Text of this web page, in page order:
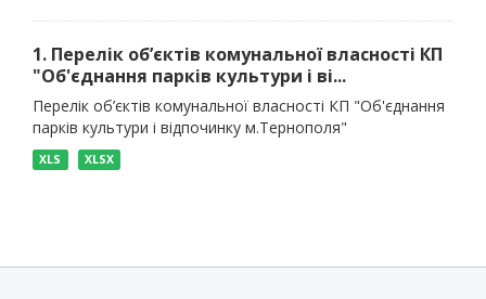
1. Перелік об’єктів комунальної власності КП
"Об'єднання парків культури і ві...
Перелік об’єктів комунальної власності КП "Об'єднання
парків культури і відпочинку м.Тернополя"
XLS XLSX